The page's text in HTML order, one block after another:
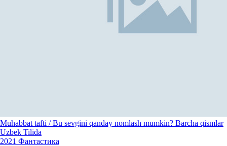
Muhabbat tafti / Bu sevgini qanday nomlash mumkin? Barcha qismlar
Uzbek Tilida
2021 Фантастика